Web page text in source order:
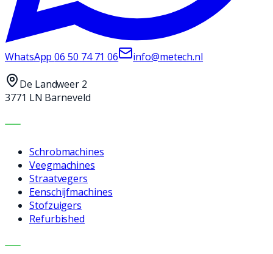
WhatsApp06 50 74 71 06 info@metech.nl
De Landweer 2
3771 LN Barneveld
MACHINES
Schrobmachines
Veegmachines
Straatvegers
Eenschijfmachines
Stofzuigers
Refurbished
DIENSTEN